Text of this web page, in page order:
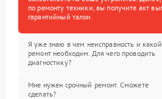
по ремонту техники, вы получите акт
гарантийный талон.
Я уже знаю в чем неисправность и какой
ремонт необходим. Для чего проводить
диагностику?
Мне нужен срочный ремонт. Сможете
сделать?